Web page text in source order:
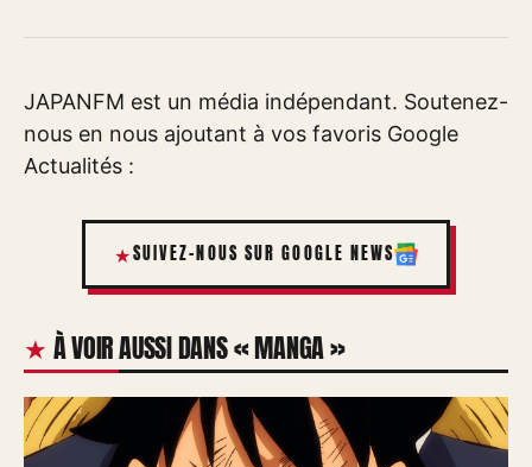
JAPANFM est un média indépendant. Soutenez-
nous en nous ajoutant à vos favoris Google
Actualités :
SUIVEZ-NOUS SUR GOOGLE NEWS
À VOIR AUSSI DANS « MANGA »